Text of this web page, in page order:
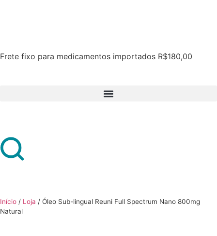
Frete fixo para medicamentos importados R$180,00
Início / Loja / Óleo Sub-lingual Reuni Full Spectrum Nano 800mg
Natural